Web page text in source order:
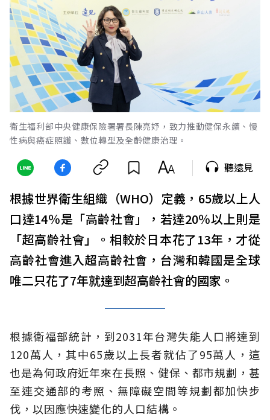
衛生福利部中央健康保險署署長陳亮妤，致力推動健保永續、慢
性病與癌症照護、數位轉型及全齡健康治理。
聽遠見
根據世界衛生組織（WHO）定義，65歲以上人
口達14％是「高齡社會」，若達20％以上則是
「超高齡社會」。相較於日本花了13年，才從
高齡社會進入超高齡社會，台灣和韓國是全球
唯二只花了7年就達到超高齡社會的國家。
根據衛福部統計，到2031年台灣失能人口將達到
120萬人，其中65歲以上長者就佔了95萬人，這
也是為何政府近年來在長照、健保、都市規劃，甚
至連交通部的考照、無障礙空間等規劃都加快步
伐，以因應快速變化的人口結構。